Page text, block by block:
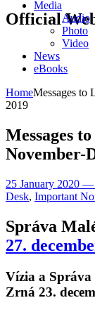
Official
Media
Audio
Photo
Video
News
eBooks
HomeMessages to
2019
Messages
November-
25 January 2020
Desk, Important
Správa
27.
Vízia a Správa
Zrná 23.